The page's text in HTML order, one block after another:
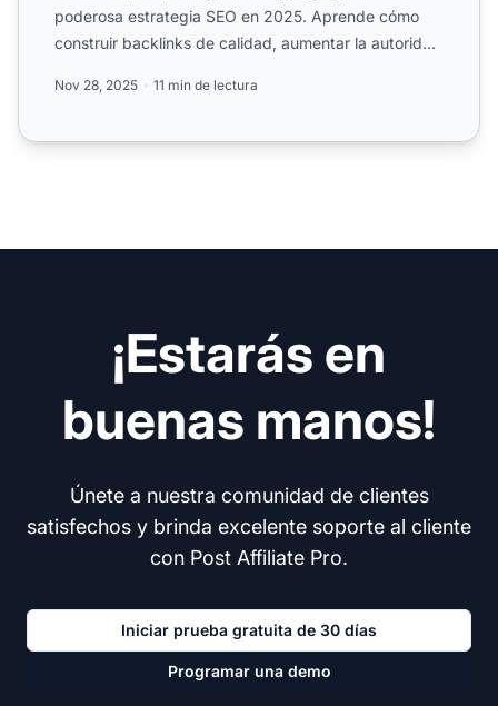
poderosa estrategia SEO en 2025. Aprende cómo
construir backlinks de calidad, aumentar la autoridad
Nov 28, 2025 11 min de lectura
¡Estarás en
buenas manos!
Únete a nuestra comunidad de clientes
satisfechos y brinda excelente soporte al cliente
con Post Affiliate Pro.
Iniciar prueba gratuita de 30 días
Programar una demo